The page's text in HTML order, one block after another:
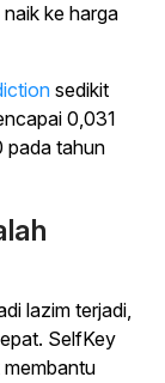
ke harga
sedikit
0,031
pada tahun
lazim terjadi,
SelfKey